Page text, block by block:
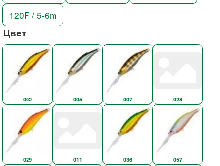
120F / 5-6m
Цвет
002 005 007 028
029 011 036 057